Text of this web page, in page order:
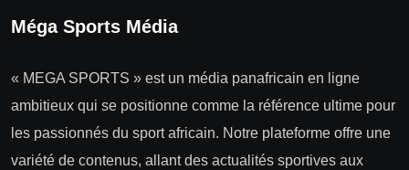
Méga Sports Média
« MEGA SPORTS » est un média panafricain en ligne
ambitieux qui se positionne comme la référence ultime pour
les passionnés du sport africain. Notre plateforme offre une
variété de contenus, allant des actualités sportives aux